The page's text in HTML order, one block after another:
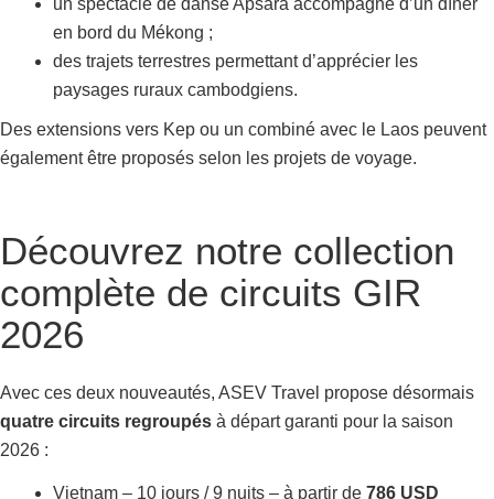
un spectacle de danse Apsara accompagné d’un dîner
en bord du Mékong ;
des trajets terrestres permettant d’apprécier les
paysages ruraux cambodgiens.
Des extensions vers Kep ou un combiné avec le Laos peuvent
également être proposés selon les projets de voyage.
Découvrez notre collection
complète de circuits GIR
2026
Avec ces deux nouveautés, ASEV Travel propose désormais
quatre circuits regroupés à départ garanti pour la saison
2026 :
Vietnam – 10 jours / 9 nuits – à partir de 786 USD